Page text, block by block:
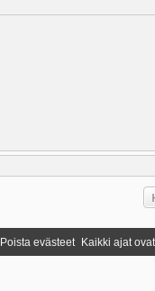
Kaikki ajat ovat
Poista evästeet